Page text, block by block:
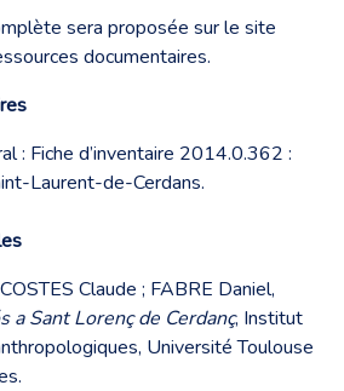
sera proposée sur le site
documentaires.
: Fiche d’inventaire 2014.0.362 :
Laurent-de-Cerdans.
Claude ; FABRE Daniel,
a Sant Lorenç de Cerdanç, Institut
Université Toulouse